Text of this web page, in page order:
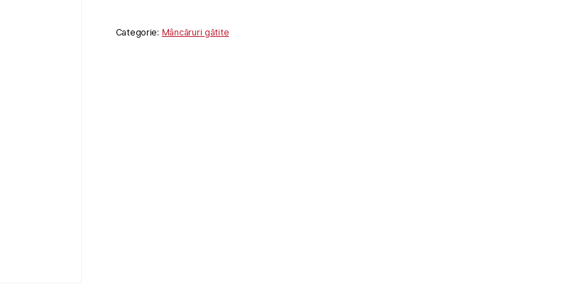
Categorie: Mâncăruri gătite